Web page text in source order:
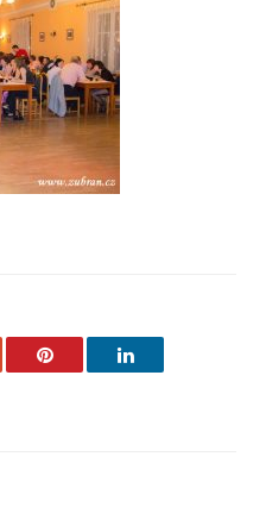
Pinterest LinkedIn